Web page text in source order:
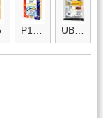
P15micro UBF micro